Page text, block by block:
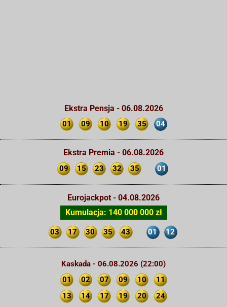
Ekstra Pensja - 06.08.2026
01 09 10 19 35 04
Ekstra Premia - 06.08.2026
09 15 23 32 35 01
Eurojackpot - 04.08.2026
Kumulacja: 140 000 000 zł
03 17 30 35 43 01 12
Kaskada - 06.08.2026 (22:00)
01
02 07 09 10
11
13
14 17 19 20 24